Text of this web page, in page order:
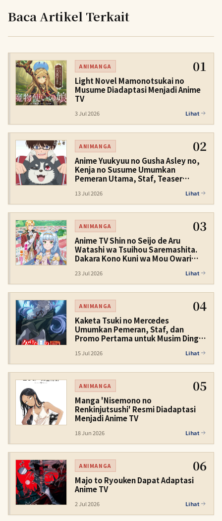
Baca Artikel Terkait
ANIMANGA 01
Light Novel Mamonotsukai no
Musume Diadaptasi Menjadi Anime
TV
3 Jul 2026 Lihat
ANIMANGA 02
Anime Yuukyuu no Gusha Asley no,
Kenja no Susume Umumkan
Pemeran Utama, Staf, Teaser
13 Jul 2026 Lihat
ANIMANGA 03
Anime TV Shin no Seijo de Aru
Watashi wa Tsuihou Saremashita.
Dakara Kono Kuni wa Mou Owari
23 Jul 2026 Lihat
ANIMANGA 04
Kaketa Tsuki no Mercedes
Umumkan Pemeran, Staf, dan
Promo Pertama untuk Musim Dingin
15 Jul 2026 Lihat
ANIMANGA 05
Manga 'Nisemono no
Renkinjutsushi' Resmi Diadaptasi
Menjadi Anime TV
18 Jun 2026 Lihat
ANIMANGA 06
Majo to Ryouken Dapat Adaptasi
Anime TV
2 Jul 2026 Lihat